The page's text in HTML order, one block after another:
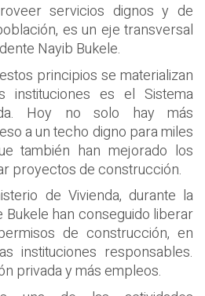
servicios dignos y de
es un eje transversal
Nayib Bukele.
principios se materializan
es el Sistema
Hoy no solo hay más
a un techo digno para miles
también han mejorado los
proyectos de construcción.
de Vivienda, durante la
han conseguido liberar
de construcción, en
instituciones responsables.
privada y más empleos.